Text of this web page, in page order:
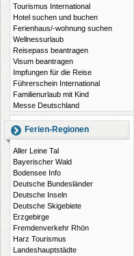
Tourismus International
Hotel suchen und buchen
Ferienhaus/-wohnung suchen
Wellnessurlaub
Reisepass beantragen
Visum beantragen
Impfungen für die Reise
Führerschein International
Familienurlaub mit Kind
Messe Deutschland
Ferien-Regionen
Aller Leine Tal
Bayerischer Wald
Bodensee Info
Deutsche Bundesländer
Deutsche Inseln
Deutsche Skigebiete
Erzgebirge
Fremdenverkehr Rhön
Harz Tourismus
Landeshauptstädte